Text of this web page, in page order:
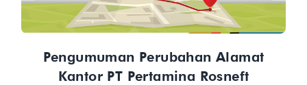
Pengumuman Perubahan Alamat
Kantor PT Pertamina Rosneft